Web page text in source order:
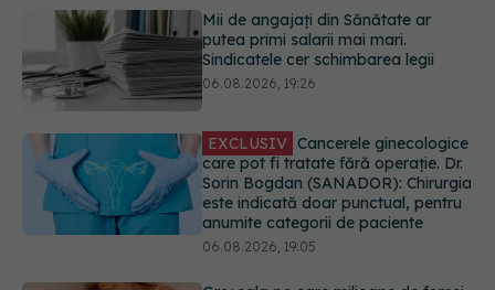
EXCLUSIV
Cancerele ginecologice
care pot fi tratate fără operație. Dr.
Sorin Bogdan (SANADOR): Chirurgia
este indicată doar punctual, pentru
anumite categorii de paciente
Greșeala pe care milioane de femei
o fac când își cumpără sutien. Un
medic explică metoda corectă
06.08.2026, 18:08
EXCLUSIV
De ce unele paciente